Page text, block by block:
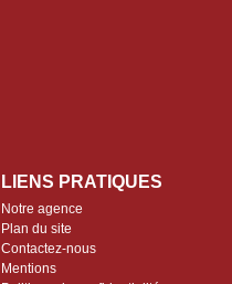
LIENS PRATIQUES
Notre agence
Plan du site
Contactez-nous
Mentions